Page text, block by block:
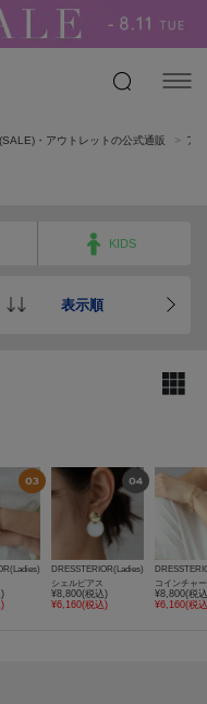
・アウトレットの公式通販 ア
KIDS
表示順
DRESSTERIOR(Ladies)
シェルピアス
¥8,800(税込)
¥6,160(税込)
¥8,800(税
¥6,160(税